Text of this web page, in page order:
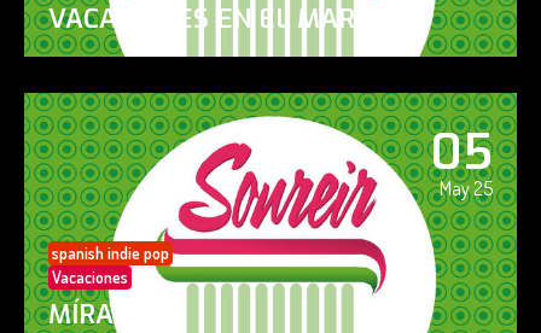
VACACIONES EN EL MAR
05
May 25
spanish indie pop
Vacaciones
MÍRAME